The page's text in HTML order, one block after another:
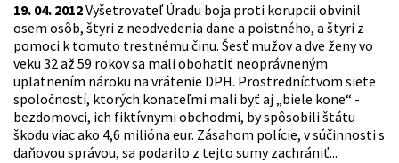
19. 04. 2012Vyšetrovateľ Úradu boja proti korupcii obvinil
osem osôb, štyri z neodvedenia dane a poistného, a štyri z
pomoci k tomuto trestnému činu. Šesť mužov a dve ženy vo
veku 32 až 59 rokov sa mali obohatiť neoprávneným
uplatnením nároku na vrátenie DPH. Prostredníctvom siete
spoločností, ktorých konateľmi mali byť aj „biele kone“ -
bezdomovci, ich fiktívnymi obchodmi, by spôsobili štátu
škodu viac ako 4,6 milióna eur. Zásahom polície, v súčinnosti s
daňovou správou, sa podarilo z tejto sumy zachrániť...